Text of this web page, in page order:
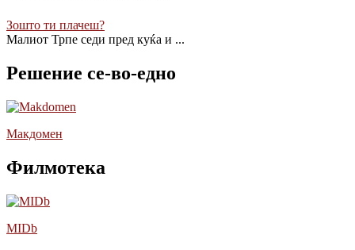
Зошто ти плачеш?
Малиот Трпе седи пред куќа и ...
Решение се-во-едно
Макдомен
Филмотека
MIDb